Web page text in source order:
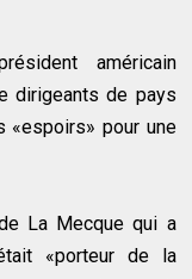
américain
dirigeants de pays
«espoirs» pour une
La Mecque qui a
«porteur de la